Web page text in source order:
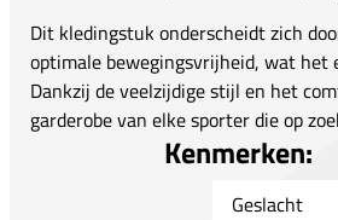
Dit kledingstuk onderscheidt zich
optimale bewegingsvrijheid, wat
Dankzij de veelzijdige stijl en het
garderobe van elke sporter die op
Kenmerken:
Geslacht